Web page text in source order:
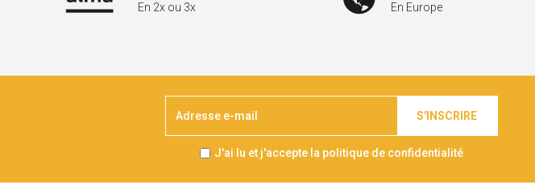
En 2x ou 3x
En Europe
S'INSCRIRE
J'ai lu et j'accepte la politique de confidentialité